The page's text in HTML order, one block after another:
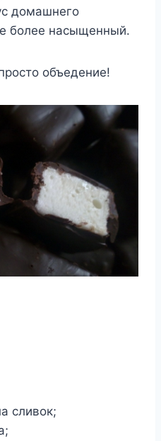
домашнего
более насыщенный.
объедение!
сливок;